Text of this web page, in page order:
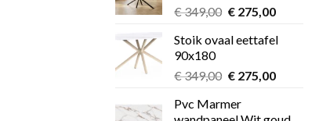
€349,00 Oorspronkelijke
was:
€275,00Huidige
is:
Stoik ovaal eettafel
90x180
€349,00 Oorspronkelijke
was:
€275,00Huidige
Pvc Marmer